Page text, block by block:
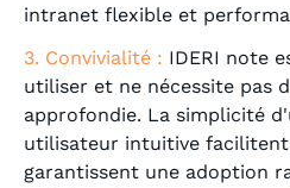
intranet flexible et
3. Convivialité : IDERI note
utiliser et ne nécessite pas
approfondie. La simplicité
utilisateur intuitive
garantissent une adoption